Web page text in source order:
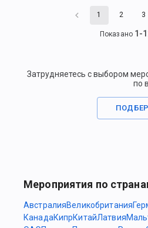
1 2 3
Показано 1 -
Затрудняетесь с выбором
по
Мероприятия по
АвстралияВеликобритания
КанадаКипрКитайЛатвия